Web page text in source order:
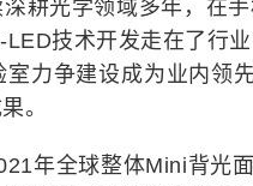
光学领域多年，在手
技术开发走在了行
力争建设成为业内领
。
全球整体Mini背光面